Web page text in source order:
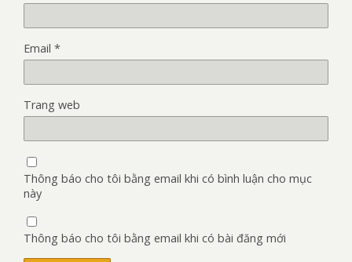
Email *
Trang web
Thông báo cho tôi bằng email khi có bình luận cho mục
này
Thông báo cho tôi bằng email khi có bài đăng mới